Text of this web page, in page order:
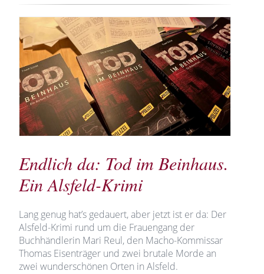
Endlich da: Tod im Beinhaus.
Ein Alsfeld-Krimi
Lang genug hat’s gedauert, aber jetzt ist er da: Der
Alsfeld-Krimi rund um die Frauengang der
Buchhändlerin Mari Reul, den Macho-Kommissar
Thomas Eisenträger und zwei brutale Morde an
zwei wunderschönen Orten in Alsfeld.